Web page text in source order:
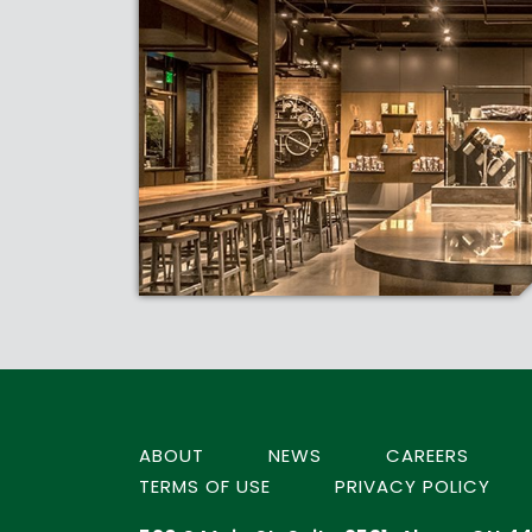
ABOUT NEWS
CAREERS
TERMS OF USE
PRIVACY POLICY